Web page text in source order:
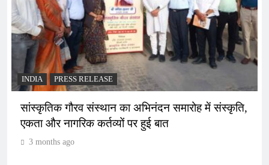
INDIA PRESS RELEASE
सांस्कृतिक गौरव संस्थान का अभिनंदन समारोह में संस्कृति,
एकता और नागरिक कर्तव्यों पर हुई बात
3 months ago